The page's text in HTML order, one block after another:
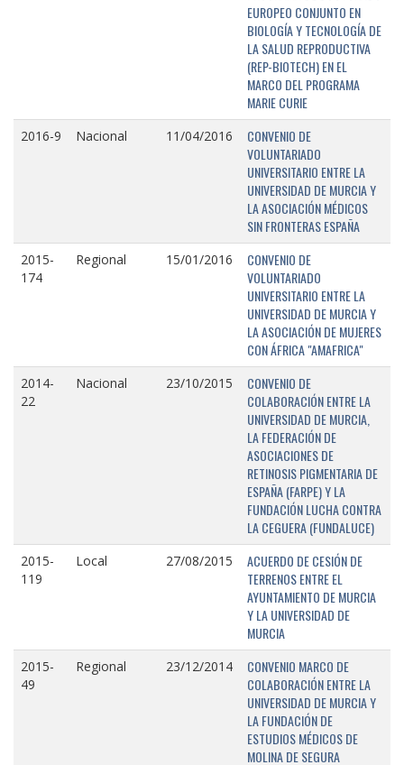
EUROPEO CONJUNTO EN
BIOLOGÍA Y TECNOLOGÍA DE
LA SALUD REPRODUCTIVA
(REP-BIOTECH) EN EL
MARCO DEL PROGRAMA
MARIE CURIE
2016-9 Nacional 11/04/2016
CONVENIO DE
VOLUNTARIADO
UNIVERSITARIO ENTRE LA
UNIVERSIDAD DE MURCIA Y
LA ASOCIACIÓN MÉDICOS
SIN FRONTERAS ESPAÑA
2015-
174
Regional 15/01/2016
CONVENIO DE
VOLUNTARIADO
UNIVERSITARIO ENTRE LA
UNIVERSIDAD DE MURCIA Y
LA ASOCIACIÓN DE MUJERES
CON ÁFRICA "AMAFRICA"
2014-
22
Nacional 23/10/2015
CONVENIO DE
COLABORACIÓN ENTRE LA
UNIVERSIDAD DE MURCIA,
LA FEDERACIÓN DE
ASOCIACIONES DE
RETINOSIS PIGMENTARIA DE
ESPAÑA (FARPE) Y LA
FUNDACIÓN LUCHA CONTRA
LA CEGUERA (FUNDALUCE)
2015-
119
Local 27/08/2015
ACUERDO DE CESIÓN DE
TERRENOS ENTRE EL
AYUNTAMIENTO DE MURCIA
Y LA UNIVERSIDAD DE
MURCIA
2015-
49
Regional 23/12/2014
CONVENIO MARCO DE
COLABORACIÓN ENTRE LA
UNIVERSIDAD DE MURCIA Y
LA FUNDACIÓN DE
ESTUDIOS MÉDICOS DE
MOLINA DE SEGURA